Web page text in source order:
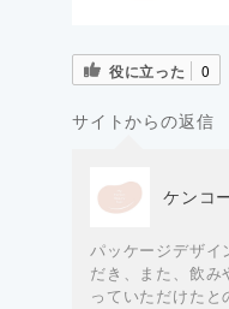
役に立った 0
サイトからの返信
ケンコ
パッケージデザイ
だき、また、飲み
っていただけたと